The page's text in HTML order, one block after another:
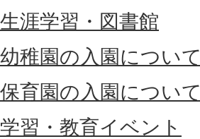
生涯学習・図書館
幼稚園の入園について
保育園の入園について
学習・教育イベント